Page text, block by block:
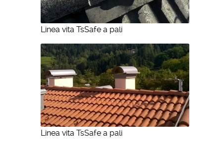
Linea vita TsSafe a pali
Linea vita TsSafe a pali